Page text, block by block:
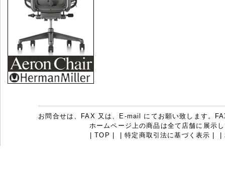
お問合せは、FAX 又は、E-mail にてお願い致します。
ホームページ上の商品は全て店舗に展示
|TOP |特定商取引法に基づく表示 |